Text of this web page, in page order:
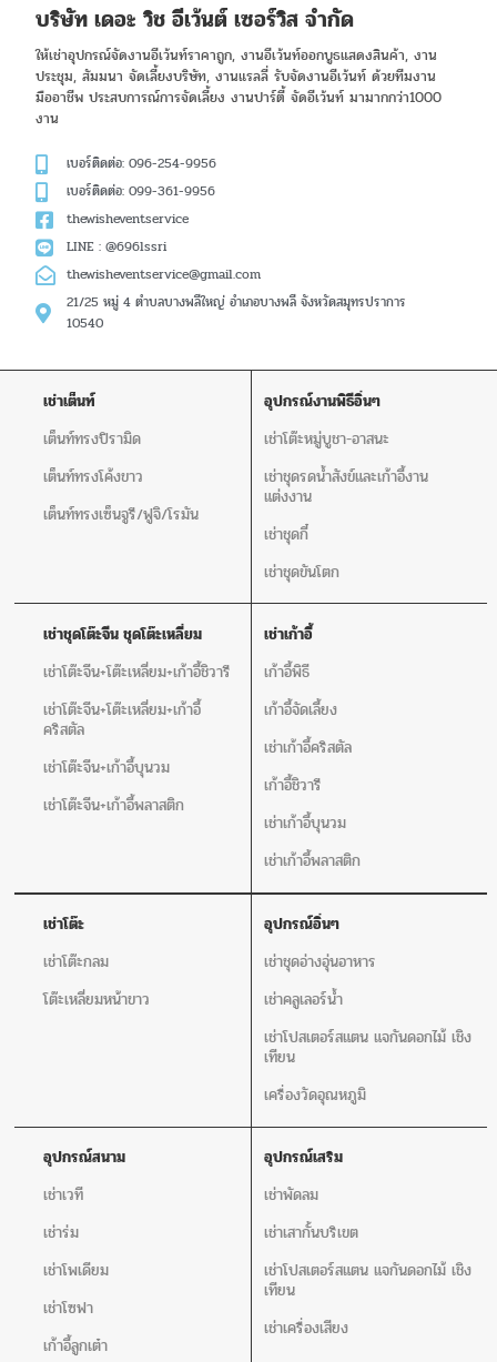
บริษัท เดอะ วิช อีเว้นต์ เซอร์วิส จำกัด
ให้เช่าอุปกรณ์จัดงานอีเว้นท์ราคาถูก, งานอีเว้นท์ออกบูธแสดงสินค้า, งาน
ประชุม, สัมมนา จัดเลี้ยงบริษัท, งานแรลลี่ รับจัดงานอีเว้นท์ ด้วยทีมงาน
มืออาชีพ ประสบการณ์การจัดเลี้ยง งานปาร์ตี้ จัดอีเว้นท์ มามากกว่า1000
งาน
เบอร์ติดต่อ: 096-254-9956
เบอร์ติดต่อ: 099-361-9956
thewisheventservice
LINE : @696lssri
thewisheventservice@gmail.com
21/25 หมู่ 4 ตำบลบางพลีใหญ่ อำเภอบางพลี จังหวัดสมุทรปราการ
10540
เช่าเต็นท์
เต็นท์ทรงปิรามิด
เต็นท์ทรงโค้งขาว
เต็นท์ทรงเซ็นจูรี/ฟูจิ/โรมัน
อุปกรณ์งานพิธีอิ่นๆ
เช่าโต๊ะหมู่บูชา-อาสนะ
เช่าชุดรดน้ำสังข์และเก้าอี้งาน
แต่งงาน
เช่าชุดกี๋
เช่าชุดขันโตก
เช่าชุดโต๊ะจีน ชุดโต๊ะเหลี่ยม
เช่าโต๊ะจีน+โต๊ะเหลี่ยม+เก้าอี้ชิวารี
เช่าโต๊ะจีน+โต๊ะเหลี่ยม+เก้าอี้
คริสตัล
เช่าโต๊ะจีน+เก้าอี้บุนวม
เช่าโต๊ะจีน+เก้าอี้พลาสติก
เช่าเก้าอี้
เก้าอี้พิธี
เก้าอี้จัดเลี้ยง
เช่าเก้าอี้คริสตัล
เก้าอี้ชิวารี
เช่าเก้าอี้บุนวม
เช่าเก้าอี้พลาสติก
เช่าโต๊ะ
เช่าโต๊ะกลม
โต๊ะเหลี่ยมหน้าขาว
อุปกรณ์อิ่นๆ
เช่าชุดอ่างอุ่นอาหาร
เช่าคลูเลอร์น้ำ
เช่าโปสเตอร์สแตน แจกันดอกไม้ เชิง
เทียน
เครื่องวัดอุณหภูมิ
อุปกรณ์สนาม
เช่าเวที
เช่าร่ม
เช่าโพเดียม
เช่าโซฟา
เก้าอี้ลูกเต๋า
อุปกรณ์เสริม
เช่าพัดลม
เช่าเสากั้นบริเขต
เช่าโปสเตอร์สแตน แจกันดอกไม้ เชิง
เทียน
เช่าเครื่องเสียง